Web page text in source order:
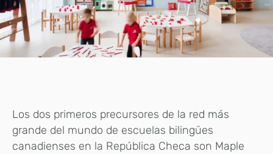
Los dos primeros precursores de la red más
grande del mundo de escuelas bilingües
canadienses en la República Checa son Maple